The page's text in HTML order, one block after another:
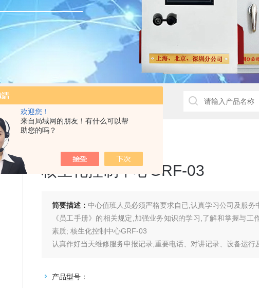
欢迎您！
来自局域网的朋友！有什么可以帮
助您的吗？
制中心
核生化控制中心GRF-03
简要描述： 中心值班人员必须严格要求自已,认真学习公司及服务
《员工手册》的相关规定,加强业务知识的学习,了解和掌握与工
素质; 核生化控制中心GRF-03
认真作好当天维修服务申报记录,重要电话、对讲记录、设备运行
产品型号：